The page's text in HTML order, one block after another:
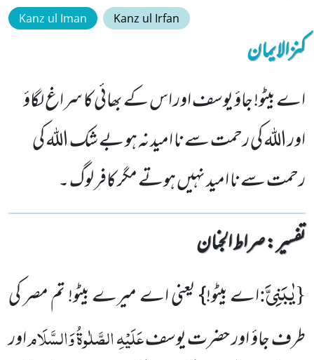
Kanz ul Iman Kanz ul Irfan
کنزالایمان
اے بیٹو! جاؤ یوسف اور اس کے بھائی کا سراغ لگاؤ
اور اللہ کی رحمت سے نا امید نہ ہو بے شک اللہ کی
رحمت سے نا امید نہیں ہوتے مگر کافر لوگ ۔
تفسیر : ‎صراط الجنان
{یٰبَنِیَّ:اے بیٹو!} یعنی اے میرے بیٹو! تم مصر کی
طرف جاؤ اور حضرت یوسفعَلَیْہِ الصَّلٰوۃُ وَالسَّلَاماور